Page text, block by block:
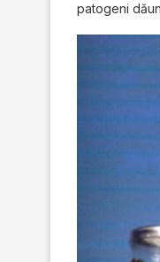
patogeni